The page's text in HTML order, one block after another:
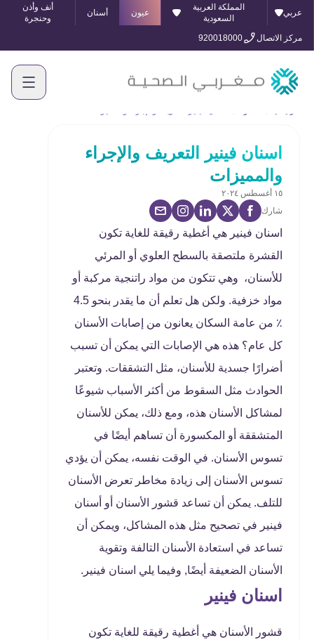
عربي
المملكة العربية
السعودية
عيون أسنان
أنف وأذن
وحنجرة
مركز الاتصال
920018000
اسنان فينير التعريف والإجراء
والمميزات
١٥ أغسطس ٢٠٢٤
شارك
اسنان فينير هي أغطية رقيقة للغاية تكون
القشرة ملتصقة بالسطح العلوي أو المرئي
للأسنان، وهي تتكون من مواد راتنجية مركبة أو
مواد خزفية. ولكن هل تعلم أن ما يقدر بنحو 4.5
٪ من عامة السكان يعانون من إصابات الأسنان
كل عام؟ هذه هي الإصابات التي يمكن أن تسبب
أضرارًا جسدية للأسنان، مثل التشققات. وتعتبر
الحوادث مثل السقوط من أكثر الأسباب شيوعًا
لمشاكل الأسنان هذه، ومع ذلك، يمكن للأسنان
المتشققة أو المكسورة أن تساهم أيضًا في
تسوس الأسنان. في الوقت نفسه، يمكن أن يؤدي
تسوس الأسنان إلى زيادة مخاطر تعرض الأسنان
للتلف. يمكن أن تساعد قشور الأسنان أو أسنان
فينير في تصحيح مثل هذه المشاكل، ويمكن أن
تساعد في استعادة الأسنان التالفة وتقوية
الأسنان الضعيفة أيضًا, وفيما يلي اسنان فينير.
اسنان فينير
قشور الأسنان هي أغطية رقيقة للغاية تكون